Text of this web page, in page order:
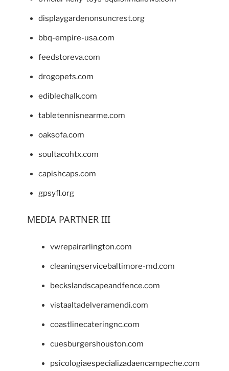
displaygardenonsuncrest.org
bbq-empire-usa.com
feedstoreva.com
drogopets.com
ediblechalk.com
tabletennisnearme.com
oaksofa.com
soultacohtx.com
capishcaps.com
gpsyfl.org
MEDIA PARTNER III
vwrepairarlington.com
cleaningservicebaltimore-md.com
beckslandscapeandfence.com
vistaaltadelveramendi.com
coastlinecateringnc.com
cuesburgershouston.com
psicologiaespecializadaencampeche.com